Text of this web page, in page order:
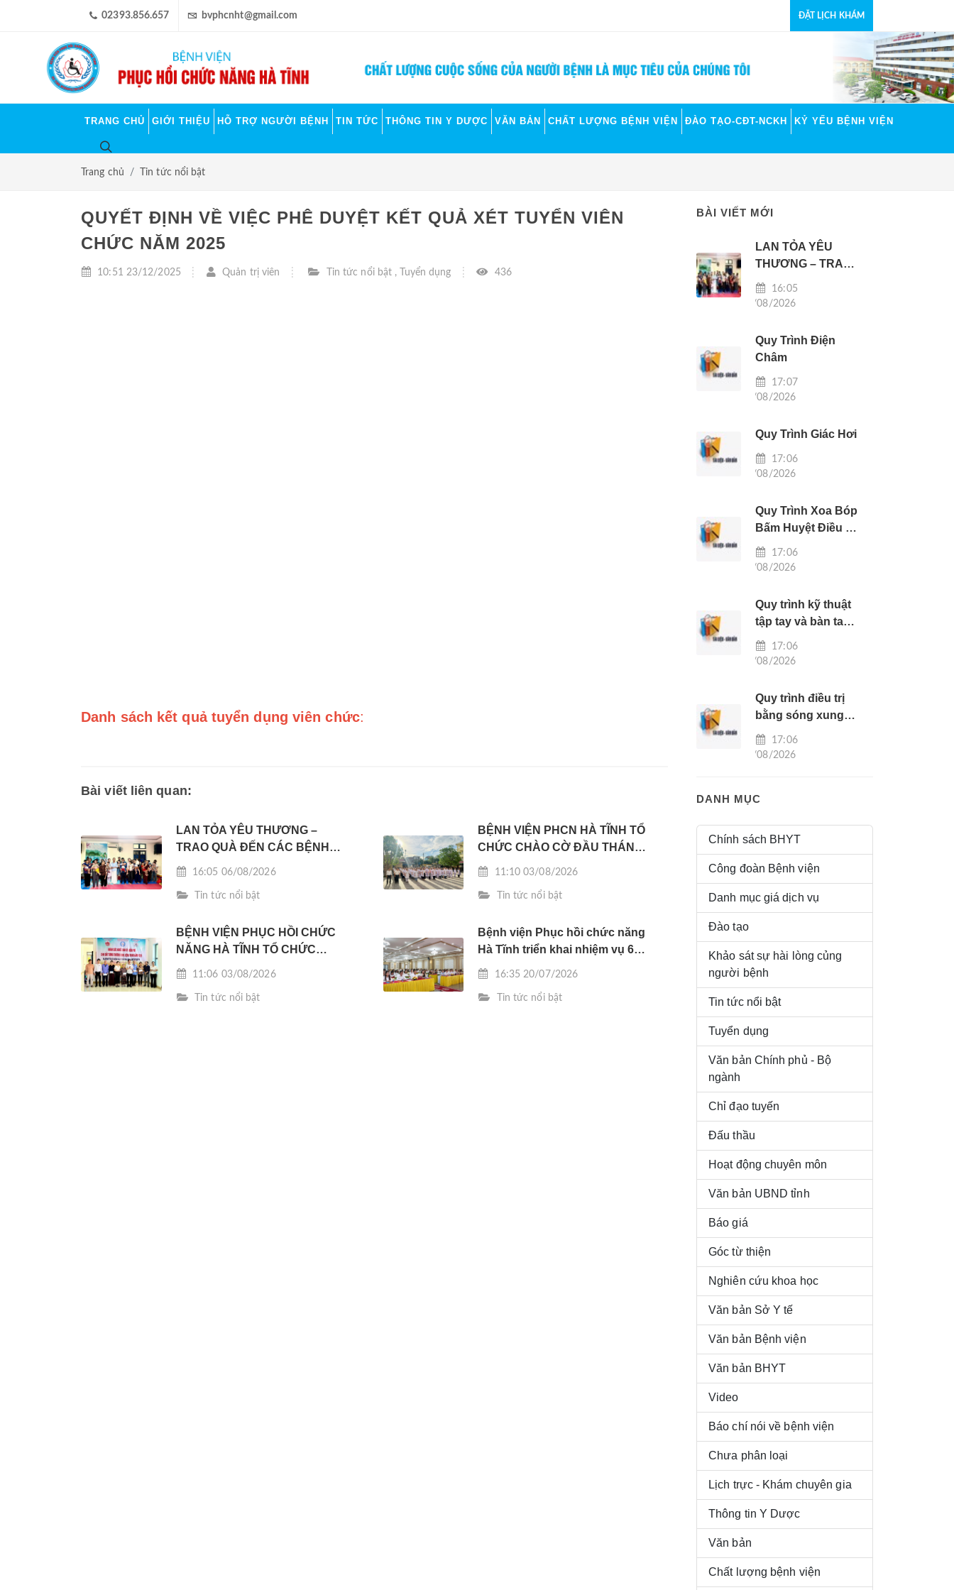
02393.856.657 bvphcnht@gmail.com ĐẶT LỊCH KHÁM
TRANG CHỦ GIỚI THIỆU HỖ TRỢ NGƯỜI BỆNH TIN TỨC THÔNG TIN Y DƯỢC VĂN BẢN CHẤT LƯỢNG BỆNH VIỆN ĐÀO TẠO-CĐT-NCKH KỶ YẾU BỆNH VIỆN
Trang chủ Tin tức nổi bật
QUYẾT ĐỊNH VỀ VIỆC PHÊ DUYỆT KẾT QUẢ XÉT TUYỂN VIÊN
CHỨC NĂM 2025
10:51 23/12/2025 Quản trị viên Tin tức nổi bật , Tuyển dụng 436
Danh sách kết quả tuyển dụng viên chức:
Bài viết liên quan:
LAN TỎA YÊU THƯƠNG –
TRAO QUÀ ĐẾN CÁC BỆNH
NHI CÓ HOÀN CẢNH KHÓ
16:05 06/08/2026
Tin tức nổi bật
BỆNH VIỆN PHCN HÀ TĨNH TỔ
CHỨC CHÀO CỜ ĐẦU THÁNG
08/2026
11:10 03/08/2026
Tin tức nổi bật
BỆNH VIỆN PHỤC HỒI CHỨC
NĂNG HÀ TĨNH TỔ CHỨC
KHÁM SỨC KHỎE MIỄN PHÍ
CẨM BÌNH
11:06 03/08/2026
Tin tức nổi bật
Bệnh viện Phục hồi chức năng
Hà Tĩnh triển khai nhiệm vụ 6
tháng cuối năm 2026
16:35 20/07/2026
Tin tức nổi bật
BÀI VIẾT MỚI
LAN TỎA YÊU
THƯƠNG – TRAO
QUÀ ĐẾN CÁC
BỆNH NHI CÓ
16:05
06/08/2026
Quy Trình Điện
Châm
17:07
05/08/2026
Quy Trình Giác Hơi
17:06
05/08/2026
Quy Trình Xoa Bóp
Bấm Huyệt Điều Trị
Liệt Nửa Người Do
Tai Biến Mạch Máu
17:06
05/08/2026
Quy trình kỹ thuật
tập tay và bàn tay
cho người bệnh
liệt nửa người
17:06
05/08/2026
Quy trình điều trị
bằng sóng xung
kích
17:06
05/08/2026
DANH MỤC
Chính sách BHYT
Công đoàn Bệnh viện
Danh mục giá dịch vụ
Đào tạo
Khảo sát sự hài lòng củng
người bệnh
Tin tức nổi bật
Tuyển dụng
Văn bản Chính phủ - Bộ
ngành
Chỉ đạo tuyến
Đấu thầu
Hoạt động chuyên môn
Văn bản UBND tỉnh
Báo giá
Góc từ thiện
Nghiên cứu khoa học
Văn bản Sở Y tế
Văn bản Bệnh viện
Văn bản BHYT
Video
Báo chí nói về bệnh viện
Chưa phân loại
Lịch trực - Khám chuyên gia
Thông tin Y Dược
Văn bản
Chất lượng bệnh viện